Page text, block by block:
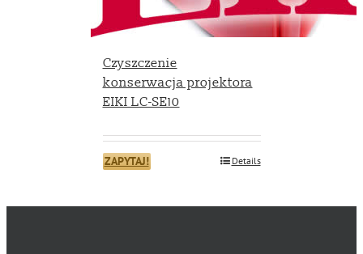
Czyszczenie
konserwacja projektora
EIKI LC-SE10
ZAPYTAJ! Details